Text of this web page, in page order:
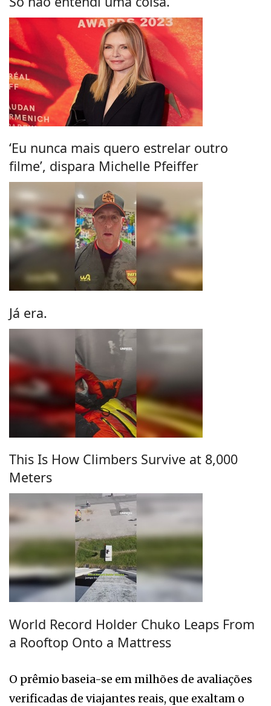
‘Eu nunca mais quero estrelar outro
filme’, dispara Michelle Pfeiffer
Já era.
This Is How Climbers Survive at 8,000
Meters
World Record Holder Chuko Leaps From
a Rooftop Onto a Mattress
O prêmio baseia-se em milhões de avaliações
verificadas de viajantes reais, que exaltam o